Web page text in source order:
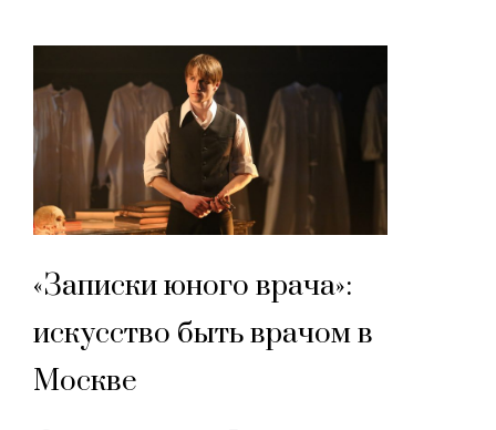
«Записки юного врача»:
искусство быть врачом в
Москве